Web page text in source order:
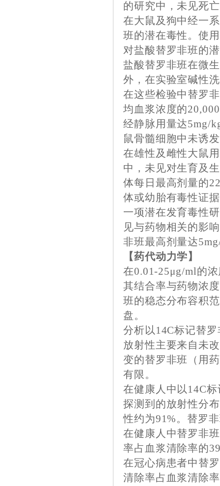
的研究中，未见死
在大鼠及狗中经一
班的潜在毒性。使
对盐酸替罗非班的
盐酸替罗非班在微
外，在实验室碱性
在这些检验中替罗
均血浆浓度的
经静脉用量达5mg/
鼠骨髓细胞中未诱
在雄性及雌性大鼠
中，未见对生育及
体每日最高剂量的
体或幼胎有毒性证
一项潜在发育毒性
见与药物相关的影
非班最高剂量达
【药代动力学】
在0.01-25μg/ml的
其结合率与药物浓
班的稳态分布容积
盘。
分析以14C标记替
放射性主要来自未
变的替罗非班（用
有限。
在健康人中以14C
探测到的放射性分
性约为91%。替罗
在健康人中替罗非
率占血浆清除率的
在冠心病患者中替
清除率占血浆清除